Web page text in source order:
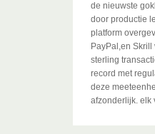
de nieuwste
door productie
platform
PayPal,en
sterling
record ​​met
deze
afzonderlijk. elk